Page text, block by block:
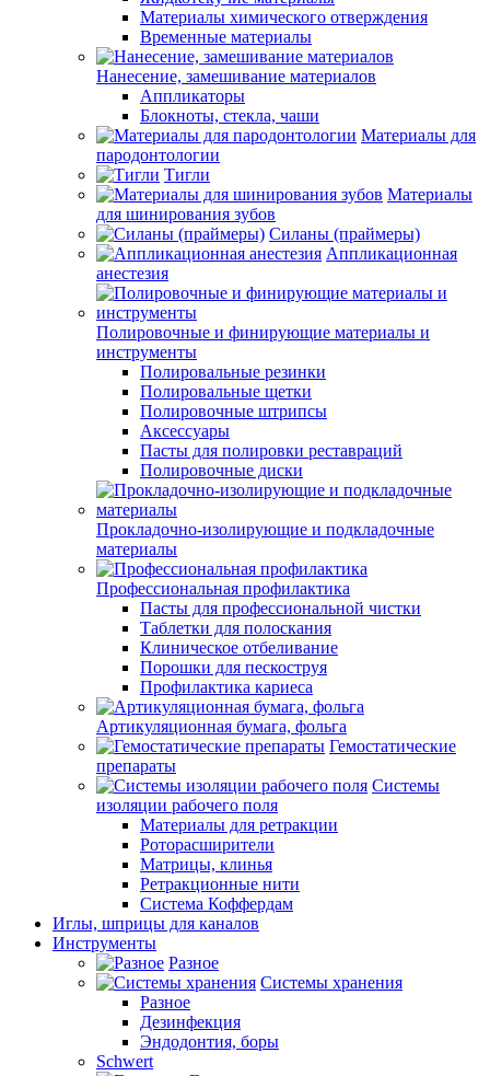
Материалы химического отверждения
Временные материалы
Нанесение, замешивание материалов
Аппликаторы
Блокноты, стекла, чаши
Материалы для
пародонтологии
Тигли
Материалы
для шинирования зубов
Силаны (праймеры)
Аппликационная
анестезия
Полировочные и финирующие материалы и
инструменты
Полировальные резинки
Полировальные щетки
Полировочные штрипсы
Аксессуары
Пасты для полировки реставраций
Полировочные диски
Прокладочно-изолирующие и подкладочные
материалы
Профессиональная профилактика
Пасты для профессиональной чистки
Таблетки для полоскания
Клиническое отбеливание
Порошки для пескоструя
Профилактика кариеса
Артикуляционная бумага, фольга
Гемостатические
препараты
Системы
изоляции рабочего поля
Материалы для ретракции
Роторасширители
Матрицы, клинья
Ретракционные нити
Система Коффердам
Иглы, шприцы для каналов
Инструменты
Разное
Системы хранения
Разное
Дезинфекция
Эндодонтия, боры
Schwert